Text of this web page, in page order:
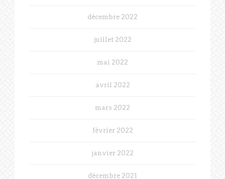
décembre 2022
juillet 2022
mai 2022
avril 2022
mars 2022
février 2022
janvier 2022
décembre 2021